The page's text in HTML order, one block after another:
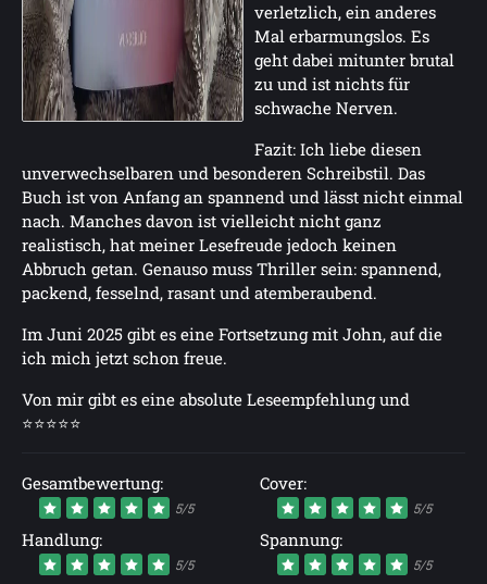
verletzlich, ein anderes
Mal erbarmungslos. Es
geht dabei mitunter brutal
zu und ist nichts für
schwache Nerven.
Fazit: Ich liebe diesen
unverwechselbaren und besonderen Schreibstil. Das
Buch ist von Anfang an spannend und lässt nicht einmal
nach. Manches davon ist vielleicht nicht ganz
realistisch, hat meiner Lesefreude jedoch keinen
Abbruch getan. Genauso muss Thriller sein: spannend,
packend, fesselnd, rasant und atemberaubend.
Im Juni 2025 gibt es eine Fortsetzung mit John, auf die
ich mich jetzt schon freue.
Von mir gibt es eine absolute Leseempfehlung und
⭐⭐⭐⭐⭐
Gesamtbewertung:
5/5
Cover:
5/5
Handlung:
5/5
Spannung:
5/5